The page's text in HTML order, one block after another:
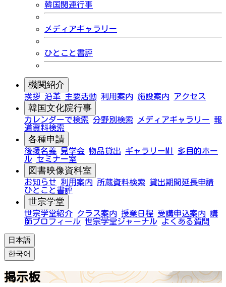
韓国関連行事
メディアギャラリー
ひとこと書評
機関紹介
挨拶 沿革 主要活動 利用案内 施設案内 アクセス
韓国文化院行事
カレンダーで検索 分野別検索 メディアギャラリー 報
道資料検索
各種申請
後援名義 見学会 物品貸出 ギャラリーMI
多目的ホー
ル セミナー室
図書映像資料室
お知らせ 利用案内 所蔵資料検索
貸出期間延長申請
ひとこと書評
世宗学堂
世宗学堂紹介 クラス案内 授業日程 受講申込案内 講
師プロフィール 世宗学堂ジャーナル よくある質問
日本語
한국어
掲示板